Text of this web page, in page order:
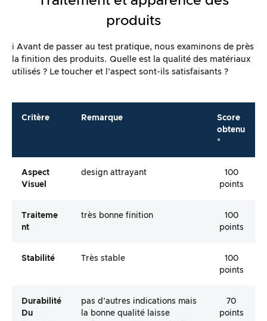
produits
ℹ️ Avant de passer au test pratique, nous examinons de près
la finition des produits. Quelle est la qualité des matériaux
utilisés ? Le toucher et l’aspect sont-ils satisfaisants ?
Critère Remarque
Score
obtenu
*
Aspect
Visuel
design attrayant
100
points
Traiteme
Nt
très bonne finition
100
points
Stabilité Très stable
100
points
Durabilité
Du
pas d’autres indications mais
la bonne qualité laisse
70
points